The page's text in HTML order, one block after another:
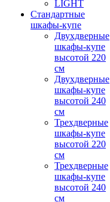
LIGHT
Стандартные
шкафы-купе
Двухдверные
шкафы-купе
высотой 220
см
Двухдверные
шкафы-купе
высотой 240
см
Трехдверные
шкафы-купе
высотой 220
см
Трехдверные
шкафы-купе
высотой 240
см